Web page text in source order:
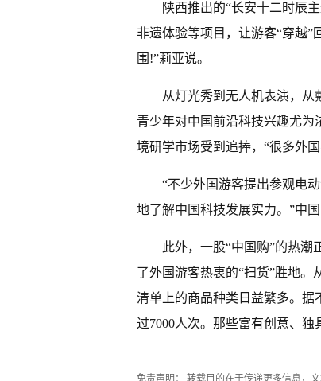
陕西推出的“长安十二时辰
非遗体验等项目，让游客“穿越”
围!”莉亚说。
从灯光秀到无人机表演，从
青少年对中国前沿科技兴趣尤
境研学市场受到追捧，“很多外
“不少外国游客提出参观电
地了解中国科技发展实力。”中
此外，一股“中国购”的热
了外国游客热衷的“扫货”胜地
清单上的商品种类日益繁多。据
过7000人次。那些富有创意、独
免责声明： 转载目的在于传递更多信息，